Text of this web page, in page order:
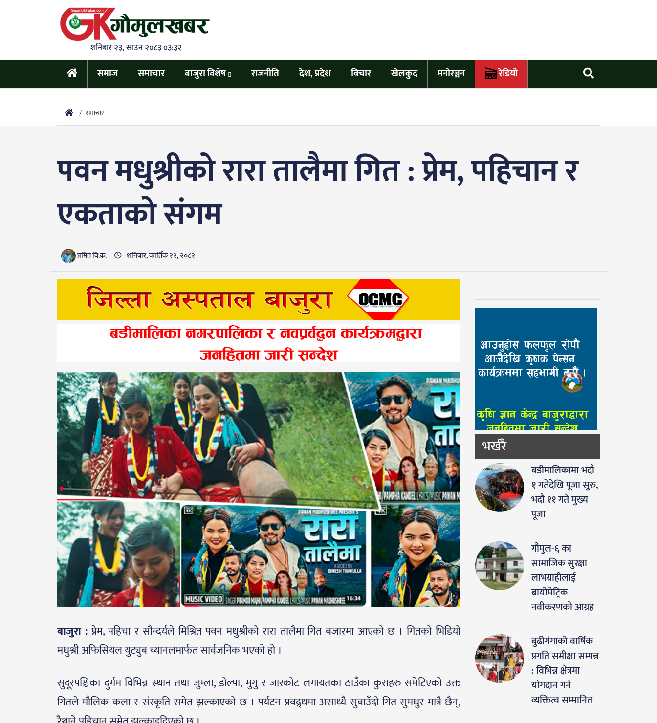
शनिबार २३, साउन २०८३ ०३:३२
समाज समाचार बाजुरा विशेष राजनीति देश, प्रदेश विचार खेलकुद मनोरञ्जन रेडियो
समाचार
पवन मधुश्रीको रारा तालैमा गित : प्रेम, पहिचान र
एकताको संगम
प्रमित वि.क. शनिबार, कार्तिक २२, २०८२
बाजुरा :प्रेम, पहिचा र सौन्दर्यले मिश्रित पवन मधुश्रीको रारा तालैमा गित बजारमा आएको छ । गितको भिडियो
मधुश्री अफिसियल युट्युब च्यानलमार्फत सार्वजनिक भएको हो ।
सुदूरपश्चिका दुर्गम विभिन्न स्थान तथा जुम्ला, डोल्पा, मुगु र जारकोट लगायतका ठाउँका कुराहरु समेटिएको उक्त
गितले मौलिक कला र संस्कृति समेत झल्काएको छ । पर्यटन प्रवद्र्धमा असाध्यै सुवाउँदो गित सुमधुर मात्रै छैन्,
भर्खरै
बडीमालिकामा भदौ
१ गतेदेखि पूजा सुरु,
भदौ ११ गते मुख्य
पूजा
गौमुल-६ का
सामाजिक सुरक्षा
लाभग्राहीलाई
बायोमेट्रिक
नवीकरणको आग्रह
बुढीगंगाको वार्षिक
प्रगति समीक्षा सम्पन्न
: विभिन्न क्षेत्रमा
योगदान गर्ने
व्यक्तित्व सम्मानित